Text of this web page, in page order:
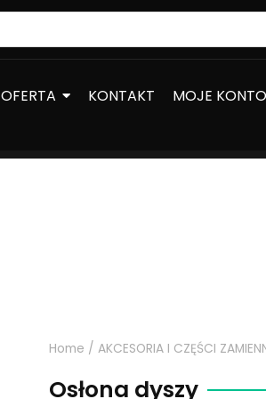
OFERTA KONTAKT MOJE KONTO
Home / AKCESORIA I CZĘŚCI
Osłona dyszy